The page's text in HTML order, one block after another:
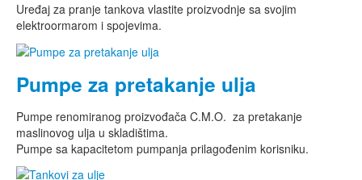
Uređaj za pranje tankova vlastite proizvodnje sa svojim
elektroormarom i spojevima.
Pumpe za pretakanje ulja
Pumpe renomiranog proizvođača C.M.O. za pretakanje
maslinovog ulja u skladištima.
Pumpe sa kapacitetom pumpanja prilagođenim korisniku.